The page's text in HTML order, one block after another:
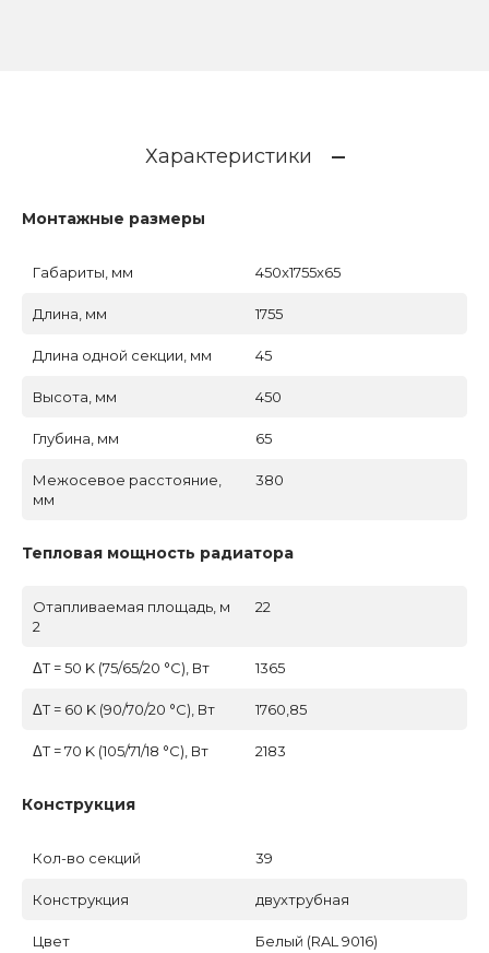
Характеристики
Монтажные размеры
Габариты, мм 450x1755x65
Длина, мм 1755
Длина одной секции, мм 45
Высота, мм 450
Глубина, мм 65
Межосевое расстояние,
мм
380
Тепловая мощность радиатора
Отапливаемая площадь, м
2
22
ΔT = 50 K (75/65/20 °C), Вт 1365
ΔT = 60 K (90/70/20 °C), Вт 1760,85
ΔT = 70 K (105/71/18 °C), Вт 2183
Конструкция
Кол-во секций 39
Конструкция двухтрубная
Цвет Белый (RAL 9016)